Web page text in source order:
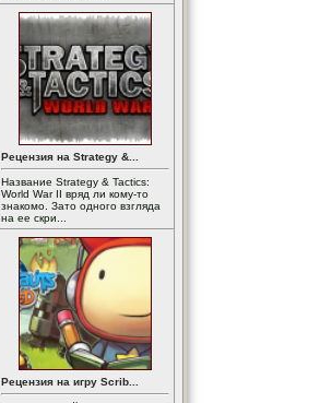
Рецензия на Strategy &...
Название Strategy & Tactics:
World War II вряд ли кому-то
знакомо. Зато одного взгляда
на ее скри...
Рецензия на игру Scrib...